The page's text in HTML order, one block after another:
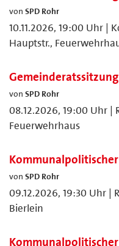
von SPD Rohr
10.11.2026, 19:00 Uhr |
Hauptstr.,
Gemeinderatssitzung
von SPD Rohr
08.12.2026, 19:00 Uhr |
Feuerwehrhaus
von SPD Rohr
09.12.2026, 19:30 Uhr |
Bierlein